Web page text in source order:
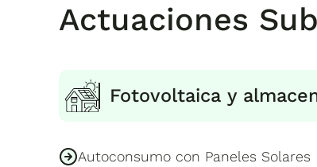
Actuaciones
Fotovoltaica y
Autoconsumo con Paneles Solares